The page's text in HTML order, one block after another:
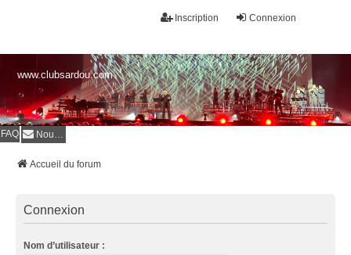
Connexion
Inscription
www.clubsardou.com
FAQ Nous contacter
Accueil du forum
Connexion
Nom d’utilisateur :